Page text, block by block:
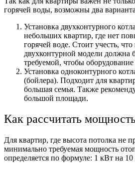
горячей воды, возможны два
Установка двухконтурного
небольших квартир, где нет
горячей воде. Стоит учесть,
двухконтурной модели должна
требуемой, чтобы
Установка одноконтурного
(бойлера). Подходит для
большая семья. Также
большой площади.
Как рассчитать
Для квартир, где высота потолка не
минимально требуемая мощность
определяется по формуле: 1 кВт на